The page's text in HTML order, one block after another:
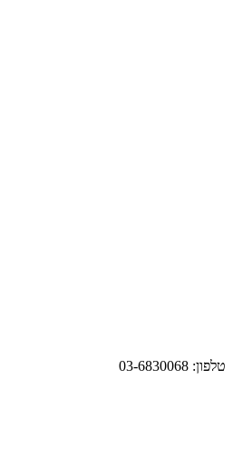
טלפון: 03-6830068